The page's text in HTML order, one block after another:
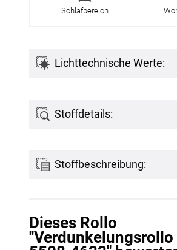
Schlafbereich
Lichttechnische Werte:
Stoffdetails:
Stoffbeschreibung:
Dieses Rollo